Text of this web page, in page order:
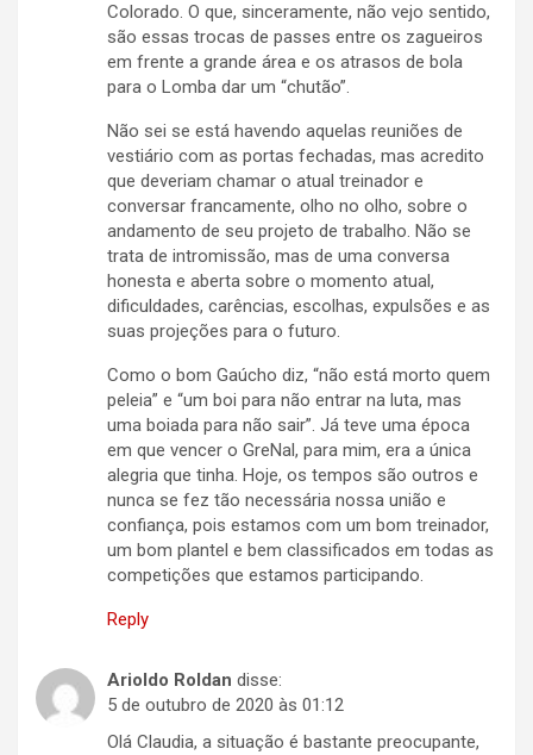
Colorado. O que, sinceramente, não vejo sentido,
são essas trocas de passes entre os zagueiros
em frente a grande área e os atrasos de bola
para o Lomba dar um “chutão”.
Não sei se está havendo aquelas reuniões de
vestiário com as portas fechadas, mas acredito
que deveriam chamar o atual treinador e
conversar francamente, olho no olho, sobre o
andamento de seu projeto de trabalho. Não se
trata de intromissão, mas de uma conversa
honesta e aberta sobre o momento atual,
dificuldades, carências, escolhas, expulsões e as
suas projeções para o futuro.
Como o bom Gaúcho diz, “não está morto quem
peleia” e “um boi para não entrar na luta, mas
uma boiada para não sair”. Já teve uma época
em que vencer o GreNal, para mim, era a única
alegria que tinha. Hoje, os tempos são outros e
nunca se fez tão necessária nossa união e
confiança, pois estamos com um bom treinador,
um bom plantel e bem classificados em todas as
competições que estamos participando.
Reply
Arioldo Roldan disse:
5 de outubro de 2020 às 01:12
Olá Claudia, a situação é bastante preocupante,